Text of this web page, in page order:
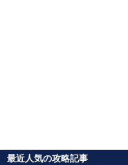
最近人気の攻略記事